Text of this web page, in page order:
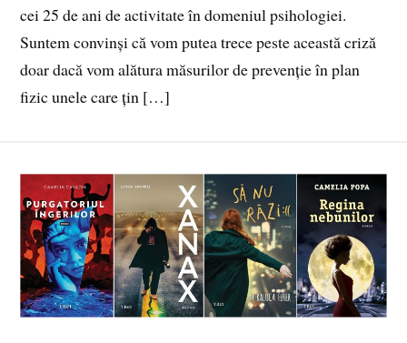
cei 25 de ani de activitate în domeniul psihologiei.
Suntem convinși că vom putea trece peste această criză
doar dacă vom alătura măsurilor de prevenție în plan
fizic unele care țin […]